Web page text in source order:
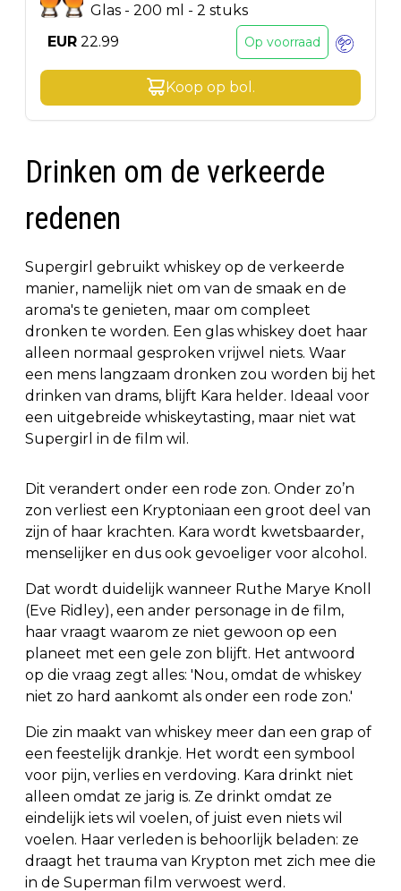
Glas - 200 ml - 2 stuks
EUR 22.99 Op voorraad
Koop op bol .
Drinken om de verkeerde
redenen
Supergirl gebruikt whiskey op de verkeerde
manier, namelijk niet om van de smaak en de
aroma's te genieten, maar om compleet
dronken te worden. Een glas whiskey doet haar
alleen normaal gesproken vrijwel niets. Waar
een mens langzaam dronken zou worden bij het
drinken van drams, blijft Kara helder. Ideaal voor
een uitgebreide whiskeytasting, maar niet wat
Supergirl in de film wil.
Dit verandert onder een rode zon. Onder zo’n
zon verliest een Kryptoniaan een groot deel van
zijn of haar krachten. Kara wordt kwetsbaarder,
menselijker en dus ook gevoeliger voor alcohol.
Dat wordt duidelijk wanneer Ruthe Marye Knoll
(Eve Ridley), een ander personage in de film,
haar vraagt waarom ze niet gewoon op een
planeet met een gele zon blijft. Het antwoord
op die vraag zegt alles: 'Nou, omdat de whiskey
niet zo hard aankomt als onder een rode zon.'
Die zin maakt van whiskey meer dan een grap of
een feestelijk drankje. Het wordt een symbool
voor pijn, verlies en verdoving. Kara drinkt niet
alleen omdat ze jarig is. Ze drinkt omdat ze
eindelijk iets wil voelen, of juist even niets wil
voelen. Haar verleden is behoorlijk beladen: ze
draagt het trauma van Krypton met zich mee die
in de Superman film verwoest werd.